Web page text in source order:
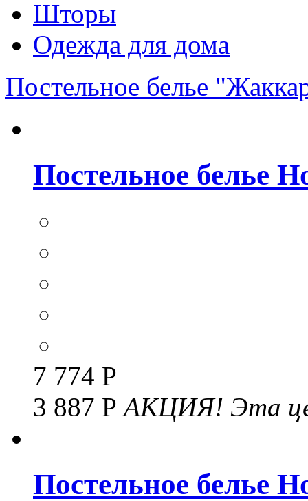
Шторы
Одежда для дома
Постельное белье
Постельное белье
7 774 Р
3 887 РАКЦИЯ! Эта
Постельное белье